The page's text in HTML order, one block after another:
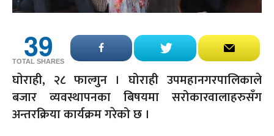
39
TOTAL SHARES
घाेराही, २८ फाल्गुन । घोराही उपमहानगरपालिकाले
बजार व्यवस्थापनका बिषयमा सरोकारवालाहरुसँग
अन्तरक्रिया कार्यक्रम गरेको छ ।